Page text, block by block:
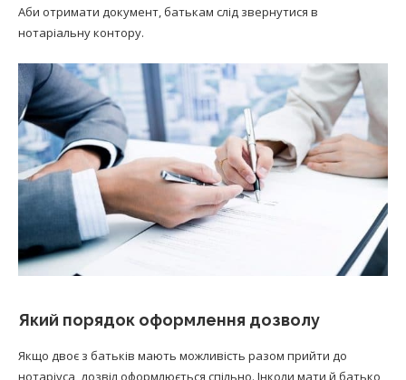
Аби отримати документ, батькам слід звернутися в
нотаріальну контору.
Який порядок оформлення дозволу
Якщо двоє з батьків мають можливість разом прийти до
нотаріуса, дозвіл оформлюється спільно. Інколи мати й батько